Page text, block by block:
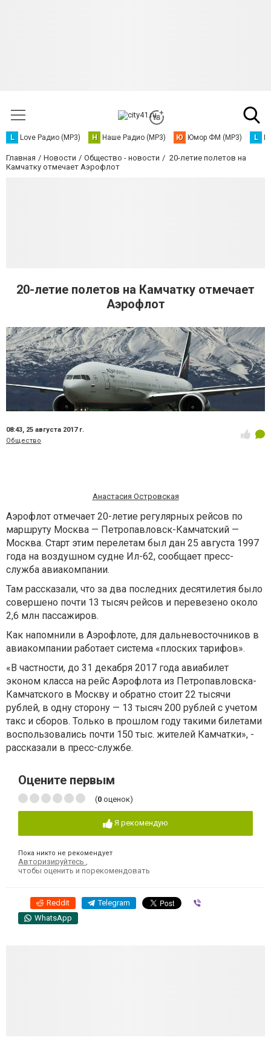
L Love Радио (MP3) Н Наше Радио (MP3) Ю Юмор ФМ (MP3) L
Главная Новости Общество - новости
20-летие полетов на
Камчатку отмечает Аэрофлот
20-летие полетов на Камчатку отмечает
Аэрофлот
08:43, 25 августа 2017 г.
Общество
Анастасия Островская
Аэрофлот отмечает 20-летие регулярных рейсов по
маршруту Москва — Петропавловск-Камчатский —
Москва. Старт этим перелетам был дан 25 августа 1997
года на воздушном судне Ил-62, сообщает пресс-
служба авиакомпании.
Там рассказали, что за два последних десятилетия было
совершено почти 13 тысяч рейсов и перевезено около
2,6 млн пассажиров.
Как напомнили в Аэрофлоте, для дальневосточников в
авиакомпании работает система «плоских тарифов».
«В частности, до 31 декабря 2017 года авиабилет
эконом класса на рейс Аэрофлота из Петропавловска-
Камчатского в Москву и обратно стоит 22 тысячи
рублей, в одну сторону — 13 тысяч 200 рублей с учетом
такс и сборов. Только в прошлом году такими билетами
воспользовались почти 150 тыс. жителей Камчатки», -
рассказали в пресс-службе.
Оцените первым
(0 оценок)
Я рекомендую
Пока никто не рекомендует
Авторизируйтесь
чтобы оценить и порекомендовать
Reddit Telegram
WhatsApp